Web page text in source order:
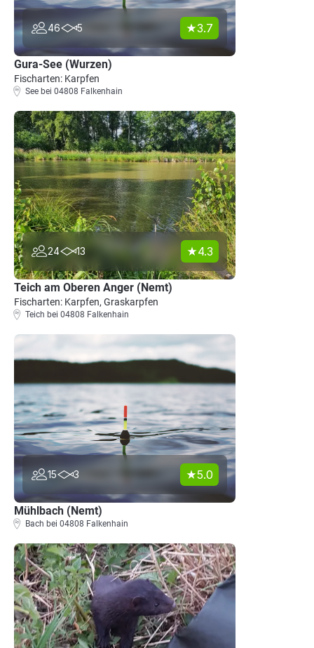
46 5 3.7
Gura-See (Wurzen)
Fischarten: Karpfen
See bei 04808 Falkenhain
24 13 4.3
Teich am Oberen Anger (Nemt)
Fischarten: Karpfen, Graskarpfen
Teich bei 04808 Falkenhain
15 3 5.0
Mühlbach (Nemt)
Bach bei 04808 Falkenhain